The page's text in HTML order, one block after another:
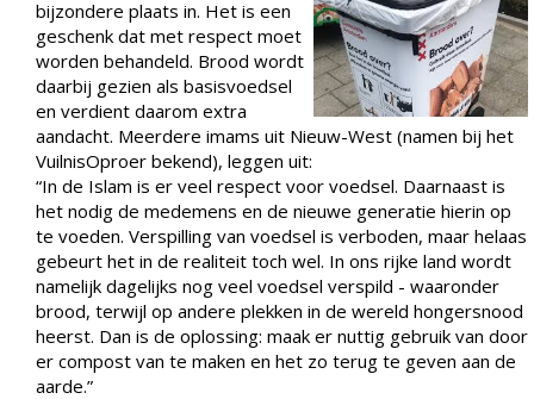
bijzondere plaats in. Het is een
geschenk dat met respect moet
worden behandeld. Brood wordt
daarbij gezien als basisvoedsel
en verdient daarom extra
aandacht. Meerdere imams uit Nieuw-West (namen bij het
VuilnisOproer bekend), leggen uit:
“In de Islam is er veel respect voor voedsel. Daarnaast is
het nodig de medemens en de nieuwe generatie hierin op
te voeden. Verspilling van voedsel is verboden, maar helaas
gebeurt het in de realiteit toch wel. In ons rijke land wordt
namelijk dagelijks nog veel voedsel verspild - waaronder
brood, terwijl op andere plekken in de wereld hongersnood
heerst. Dan is de oplossing: maak er nuttig gebruik van door
er compost van te maken en het zo terug te geven aan de
aarde.”